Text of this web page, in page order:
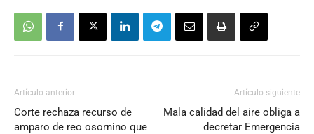
Artículo anterior
Corte rechaza recurso de
amparo de reo osornino que
Artículo siguiente
Mala calidad del aire obliga a
decretar Emergencia